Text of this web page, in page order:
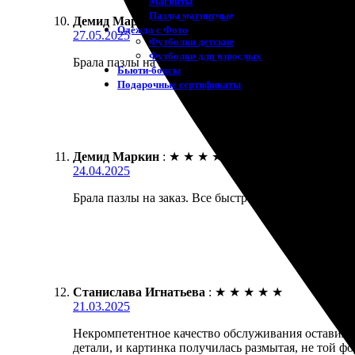
Пазлы магнитные
Одежда с Фото
Футболки детские
Футболки для взрослых
Бьюти-боксы
Подарочные сертификаты
Демид Маркин : ★ ★ ★ ★ ★
27.05.2025
Брала пазлы на заказ. Все быстро и просто.
Демид Маркин : ★ ★ ★ ★
24.04.2025
Брала пазлы на заказ. Все быстро и просто.
Станислава Игнатьева : ★ ★ ★ ★ ★
21.03.2025
Некромпетентное качество обслуживания
детали, и картинка получилась размытая, не той